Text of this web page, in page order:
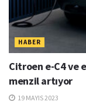
HABER
Citroen e-C4 ve
menzil artıyor
19 MAYIS 2023